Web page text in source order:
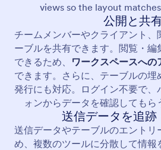
views so the layout
公開と共
チームメンバーやクライアント、
ーブルを共有できます。閲覧・編
できるため、 ワークスペースへ
できます。さらに、テーブルの
発行にも対応。ログイン不要で、
ォンからデータを確認してもら
送信データを追跡
送信データやテーブルのエントリ
め、複数のツールに分散して情報